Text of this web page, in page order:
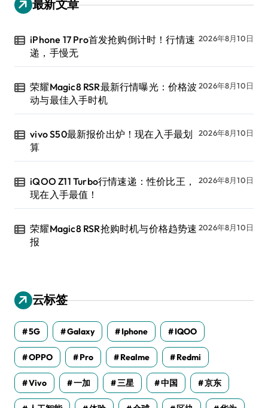
最新文章
iPhone 17 Pro首发抢购倒计时！行情速
递，手慢无
2026年8月10日
荣耀Magic8 RSR最新行情曝光：价格波
动与最佳入手时机
2026年8月10日
vivo S50最新报价出炉！现在入手最划
算
2026年8月10日
iQOO Z11 Turbo行情速递：性价比王，
现在入手最值！
2026年8月10日
荣耀Magic8 RSR抢购时机与价格趋势速
报
2026年8月10日
云标签
5G Galaxy Iphone IQOO
OPPO Pro Realme Redmi
Vivo 一加 三星 中国 京东